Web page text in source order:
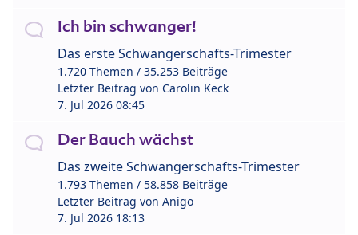
Ich bin schwanger!
Das erste Schwangerschafts-Trimester
1.720 Themen / 35.253 Beiträge
Letzter Beitrag von Carolin Keck
7. Jul 2026 08:45
Der Bauch wächst
Das zweite Schwangerschafts-Trimester
1.793 Themen / 58.858 Beiträge
Letzter Beitrag von Anigo
7. Jul 2026 18:13